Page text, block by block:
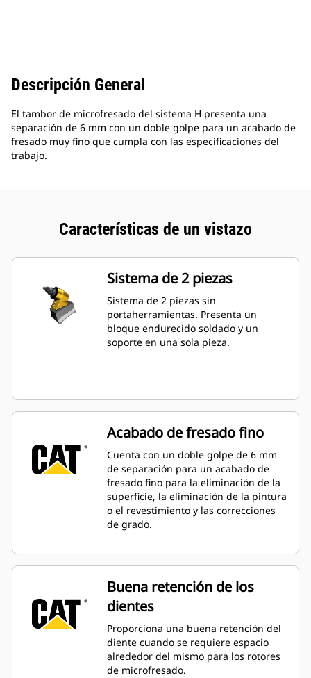
Descripción General
El tambor de microfresado del sistema H presenta una
separación de 6 mm con un doble golpe para un acabado de
fresado muy fino que cumpla con las especificaciones del
trabajo.
Características de un vistazo
Sistema de 2 piezas
Sistema de 2 piezas sin
portaherramientas. Presenta un
bloque endurecido soldado y un
soporte en una sola pieza.
Acabado de fresado fino
Cuenta con un doble golpe de 6 mm
de separación para un acabado de
fresado fino para la eliminación de la
superficie, la eliminación de la pintura
o el revestimiento y las correcciones
de grado.
Buena retención de los
dientes
Proporciona una buena retención del
diente cuando se requiere espacio
alrededor del mismo para los rotores
de microfresado.